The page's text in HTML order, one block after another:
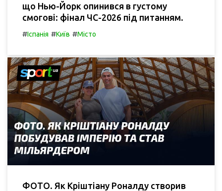
що Нью-Йорк опинився в густому
смогові: фінал ЧС-2026 під питанням.
#Іспанія #Київ #Місто
ФОТО. Як Кріштіану Роналду створив